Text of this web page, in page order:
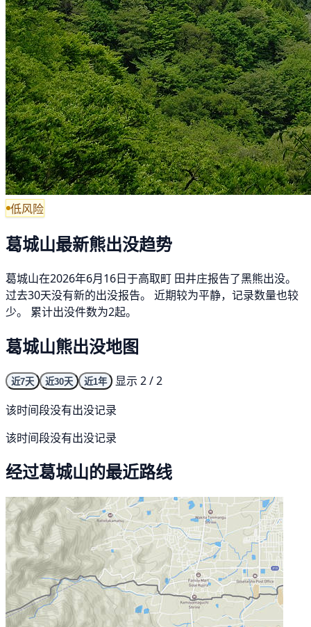
低风险
葛城山最新熊出没趋势
葛城山在2026年6月16日于高取町 田井庄报告了黑熊出没。
过去30天没有新的出没报告。 近期较为平静，记录数量也较
少。 累计出没件数为2起。
葛城山熊出没地图
近7天 近30天 近1年
显示 2 / 2
该时间段没有出没记录
该时间段没有出没记录
经过葛城山的最近路线